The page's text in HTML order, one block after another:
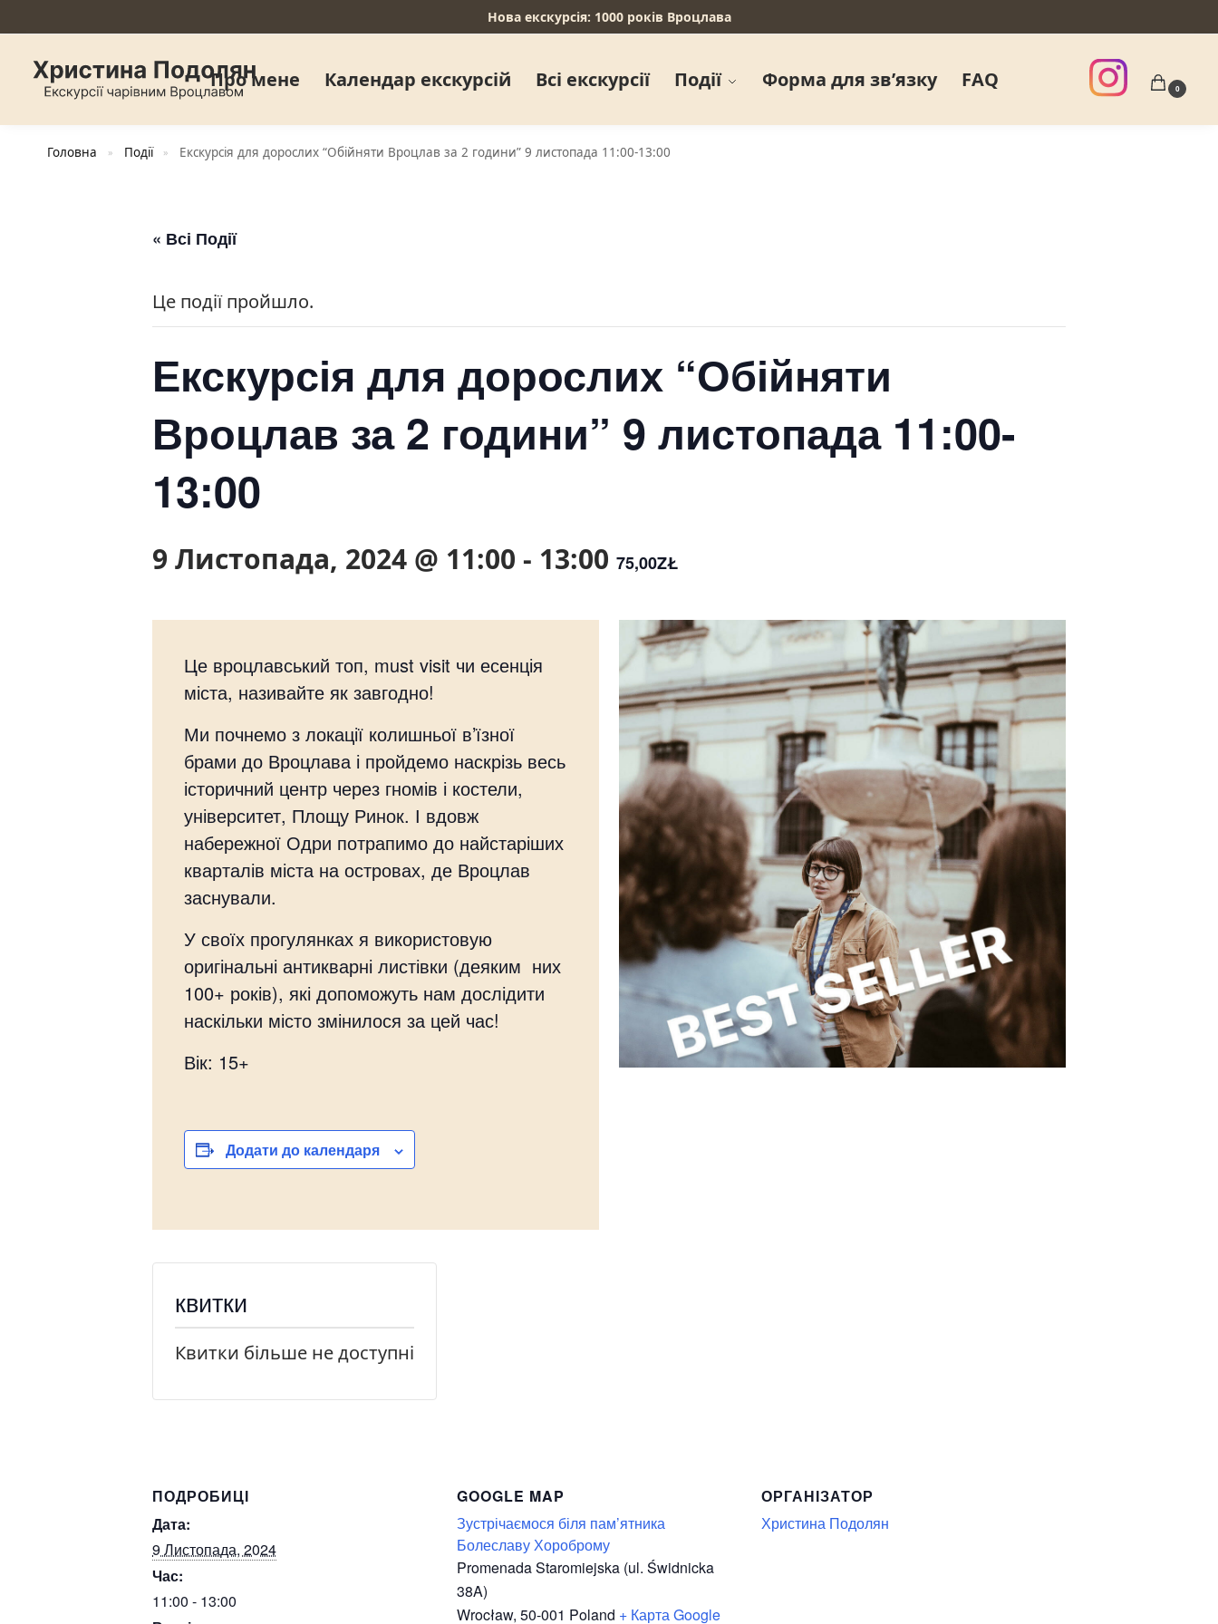
Нова екскурсія: 1000 років Вроцлава
Про мене Календар екскурсій Всі екскурсії Події Форма для звʼязку FAQ 0
Головна » Події » Екскурсія для дорослих “Обійняти Вроцлав за 2 години” 9 листопада 11:00-13:00
« Всі Події
Це події пройшло.
Екскурсія для дорослих “Обійняти
Вроцлав за 2 години” 9 листопада 11:00-
13:00
9 Листопада, 2024 @ 11:00 - 13:00 75,00ZŁ
Це вроцлавський топ, must visit чи есенція
міста, називайте як завгодно!
Ми почнемо з локації колишньої в’їзної
брами до Вроцлава і пройдемо наскрізь весь
історичний центр через гномів і костели,
університет, Площу Ринок. І вдовж
набережної Одри потрапимо до найстаріших
кварталів міста на островах, де Вроцлав
заснували.
У своїх прогулянках я використовую
оригінальні антикварні листівки (деяким них
100+ років), які допоможуть нам дослідити
наскільки місто змінилося за цей час!
Вік: 15+
Додати до календаря
ПОДРОБИЦІ
Дата:
9 Листопада, 2024
Час:
11:00 - 13:00
GOOGLE MAP
Зустрічаємося біля пам’ятника
Болеславу Хороброму
Promenada Staromiejska (ul. Świdnicka
38A)
Wrocław, 50-001 Poland + Карта Google
ОРГАНІЗАТОР
Христина Подолян
квитки
Квитки більше не доступні